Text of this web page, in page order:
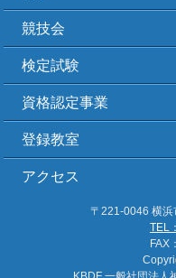
競技会
検定試験
資格認定事業
登録教室
アクセス
〒221-0046 横
TEL
FAX